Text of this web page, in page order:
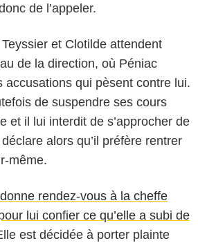
de l’appeler.
et Clotilde attendent
de la direction, où Péniac
accusations qui pèsent contre lui.
de suspendre ses cours
et il lui interdit de s’approcher de
alors qu’il préfère rentrer
même.
rendez-vous à la cheffe
lui confier ce qu’elle a subi de
est décidée à porter plainte